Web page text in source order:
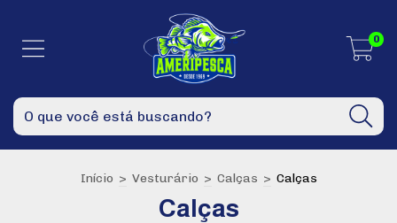
0
Início > Vesturário > Calças > Calças
Calças